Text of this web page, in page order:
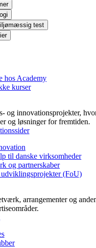
test
hos Academy
kurser
og innovationsprojekter,
og løsninger for fremtiden.
til danske virksomheder
og partnerskaber
(FoU)
arrangementer og